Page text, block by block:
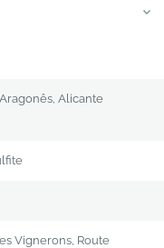
Alicante
Vignerons, Route